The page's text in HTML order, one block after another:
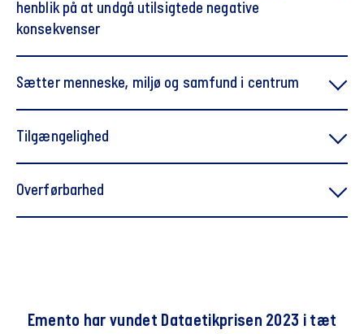
henblik på at undgå utilsigtede negative
konsekvenser
Sætter menneske, miljø og samfund i centrum
”outstanding service”
Tilgængelighed
Overførbarhed
Emento har vundet Dataetikprisen 2023 i tæt